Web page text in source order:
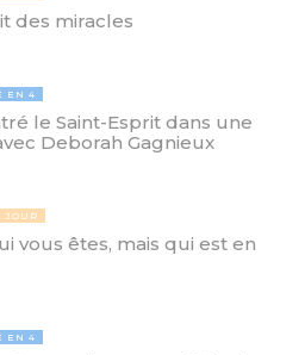
des miracles
EN 4
le Saint-Esprit dans une
Deborah Gagnieux
JOUR
vous êtes, mais qui est en
EN 4